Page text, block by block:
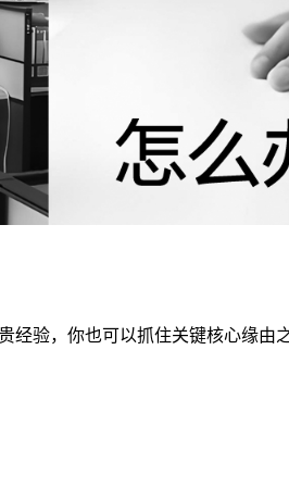
经验，你也可以抓住关键核心缘由